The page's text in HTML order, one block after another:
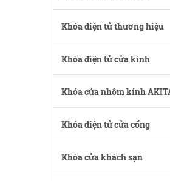
Khóa điện tử thương hiệu
Khóa điện tử cửa kính
Khóa cửa nhôm kính
Khóa điện tử cửa cổng
Khóa cửa khách sạn